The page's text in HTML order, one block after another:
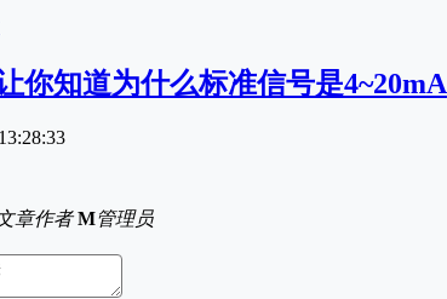
你知道为什么标准信号是4~20mA
章作者 M管理员